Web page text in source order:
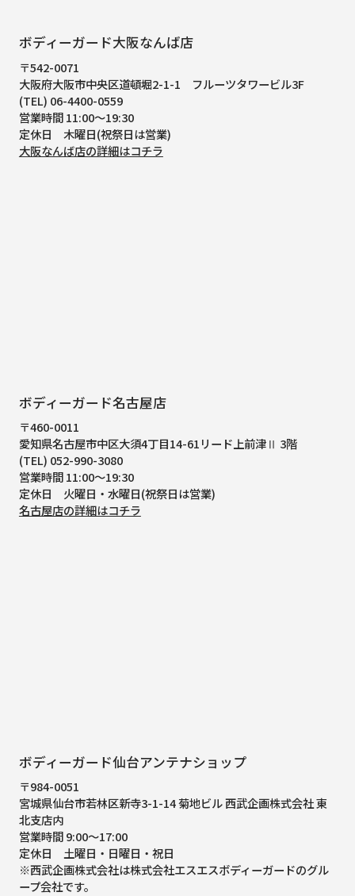
ボディーガード大阪なんば店
〒542-0071
大阪府大阪市中央区道頓堀2-1-1
フルーツタワービル3F
(TEL) 06-4400-0559
営業時間 11:00～19:30
定休日 木曜日(祝祭日は営業)
大阪なんば店の詳細はコチラ
ボディーガード名古屋店
〒460-0011
愛知県名古屋市中区大須4丁目14-61リード上前津Ⅱ 3階
(TEL) 052-990-3080
営業時間 11:00～19:30
定休日 火曜日・水曜日(祝祭日は営業)
名古屋店の詳細はコチラ
ボディーガード仙台アンテナショップ
〒984-0051
宮城県仙台市若林区新寺3-1-14 菊地ビル 西武企画株式会社 東
北支店内
営業時間 9:00～17:00
定休日 土曜日・日曜日・祝日
※西武企画株式会社は株式会社エスエスボディーガードのグル
ープ会社です。